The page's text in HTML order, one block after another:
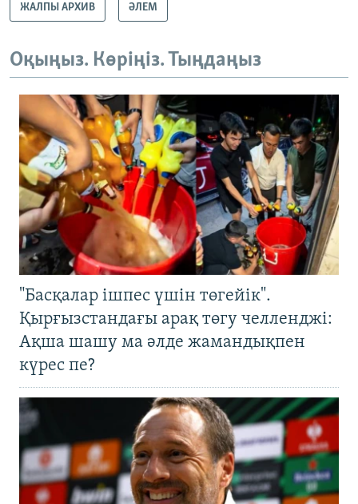
ЖАЛПЫ АРХИВ ӘЛЕМ
Оқыңыз. Көріңіз. Тыңдаңыз
"Басқалар ішпес үшін төгейік".
Қырғызстандағы арақ төгу челленджі:
Ақша шашу ма әлде жамандықпен
күрес пе?